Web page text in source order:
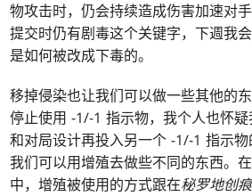
物攻击时，仍会持续造成伤害加速对
提交时仍有剧毒这个关键字，下週我
是如何被改成下毒的。
移掉侵染也让我们可以做一些其他的
停止使用 -1/-1 指示物，我个人也怀
和对局设计再投入另一个 -1/-1 指示
我们可以用增殖去做些不同的东西。
中，增殖被使用的方式跟在秘罗地创痕